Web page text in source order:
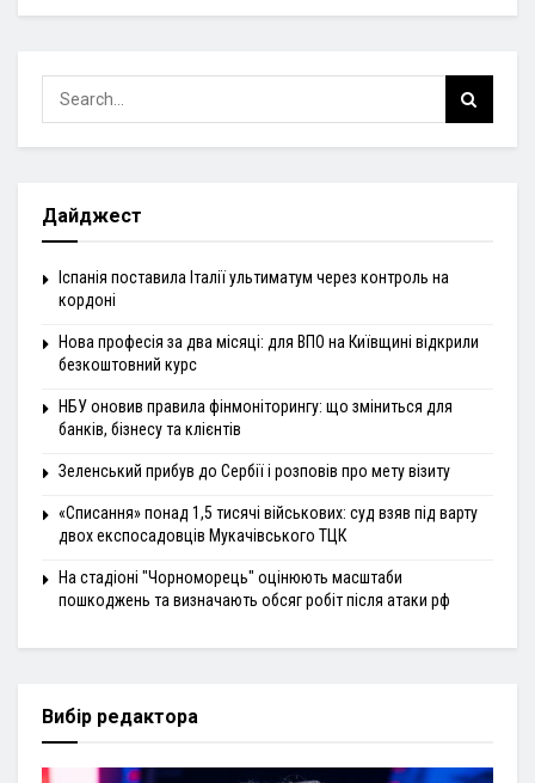
Дайджест
Іспанія поставила Італії ультиматум через контроль на
кордоні
Нова професія за два місяці: для ВПО на Київщині відкрили
безкоштовний курс
НБУ оновив правила фінмоніторингу: що зміниться для
банків, бізнесу та клієнтів
Зеленський прибув до Сербії і розповів про мету візиту
«Списання» понад 1,5 тисячі військових: суд взяв під варту
двох експосадовців Мукачівського ТЦК
На стадіоні "Чорноморець" оцінюють масштаби
пошкоджень та визначають обсяг робіт після атаки рф
Вибір редактора